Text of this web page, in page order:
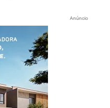
Anúncio